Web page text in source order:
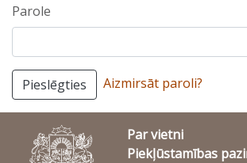
Parole
Pieslēgties Aizmirsāt paroli?
Par vietni
Piekļūstamības